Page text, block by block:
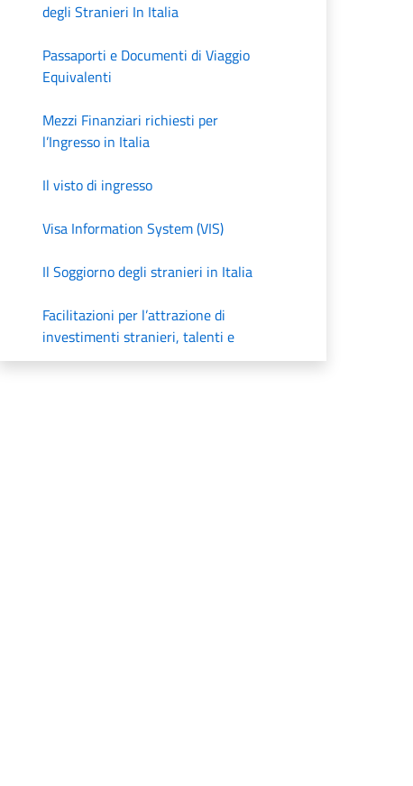
degli Stranieri In Italia
Passaporti e Documenti di Viaggio
Equivalenti
Mezzi Finanziari richiesti per
l’Ingresso in Italia
Il visto di ingresso
Visa Information System (VIS)
Il Soggiorno degli stranieri in Italia
Facilitazioni per l’attrazione di
investimenti stranieri, talenti e
innovazione